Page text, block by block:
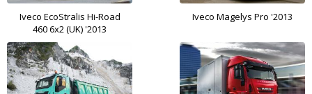
Iveco EcoStralis Hi-Road
460 6x2 (UK) '2013
Iveco Magelys Pro '2013